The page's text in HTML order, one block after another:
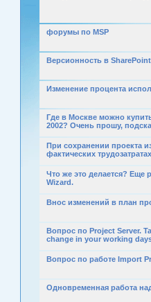
форумы по MSP
Версионность в
Изменение процента
Где в Москве можно
2002? Очень прошу,
При сохранении проекта
фактических трудозатратах
Что же это делается? Еще
Wizard.
Внос изменений в план
Вопрос по Project Server.
change in your working
Вопрос по работе Import
Одновременная работа